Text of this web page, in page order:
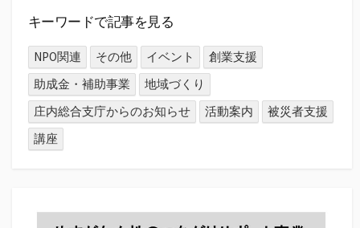
キーワードで記事を見る
NPO関連 その他 イベント
創業支援
助成金・補助事業
地域づくり
庄内総合支庁からのお知らせ
活動案内
被災者支援
講座